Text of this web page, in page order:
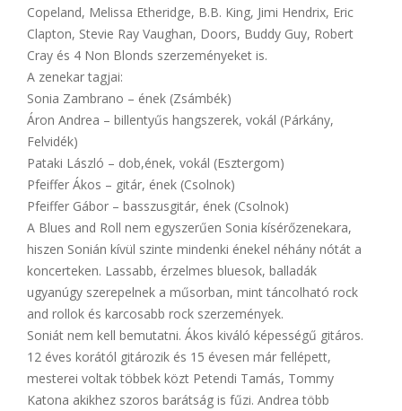
Copeland, Melissa Etheridge, B.B. King, Jimi Hendrix, Eric
Clapton, Stevie Ray Vaughan, Doors, Buddy Guy, Robert
Cray és 4 Non Blonds szerzeményeket is.
A zenekar tagjai:
Sonia Zambrano – ének (Zsámbék)
Áron Andrea – billentyűs hangszerek, vokál (Párkány,
Felvidék)
Pataki László – dob,ének, vokál (Esztergom)
Pfeiffer Ákos – gitár, ének (Csolnok)
Pfeiffer Gábor – basszusgitár, ének (Csolnok)
A Blues and Roll nem egyszerűen Sonia kísérőzenekara,
hiszen Sonián kívül szinte mindenki énekel néhány nótát a
koncerteken. Lassabb, érzelmes bluesok, balladák
ugyanúgy szerepelnek a műsorban, mint táncolható rock
and rollok és karcosabb rock szerzemények.
Soniát nem kell bemutatni. Ákos kiváló képességű gitáros.
12 éves korától gitározik és 15 évesen már fellépett,
mesterei voltak többek közt Petendi Tamás, Tommy
Katona akikhez szoros barátság is fűzi. Andrea több